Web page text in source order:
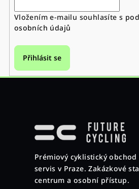
Vložením e-mailu souhlasíte s
osobních údajů
Přihlásit se
Prémiový cyklistický
servis v Praze. Zakázkové
centrum a osobní přístup.